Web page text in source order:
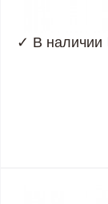
✓ В наличии